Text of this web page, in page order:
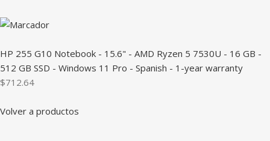
HP 255 G10 Notebook - 15.6" - AMD Ryzen 5 7530U - 16 GB -
512 GB SSD - Windows 11 Pro - Spanish - 1-year warranty
$712.64
Volver a productos